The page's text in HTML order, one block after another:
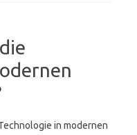
in modernen